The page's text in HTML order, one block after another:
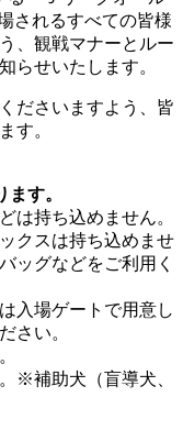
されるすべての皆様
、観戦マナーとルー
らせいたします。
ださいますよう、皆
す。
す。
は持ち込めません。
クスは持ち込めませ
ッグなどをご利用く
入場ゲートで用意し
さい。
※補助犬（盲導犬、